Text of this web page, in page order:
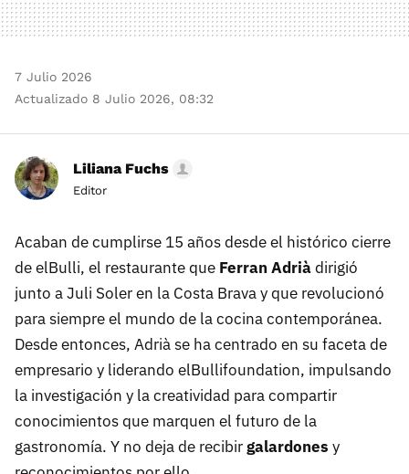
7 Julio 2026
Actualizado 8 Julio 2026, 08:32
Liliana Fuchs
Editor
Acaban de cumplirse 15 años desde el histórico cierre
de elBulli, el restaurante que Ferran Adriàdirigió
junto a Juli Soler en la Costa Brava y que revolucionó
para siempre el mundo de la cocina contemporánea.
Desde entonces, Adrià se ha centrado en su faceta de
empresario y liderando elBullifoundation, impulsando
la investigación y la creatividad para compartir
conocimientos que marquen el futuro de la
gastronomía. Y no deja de recibirgalardones y